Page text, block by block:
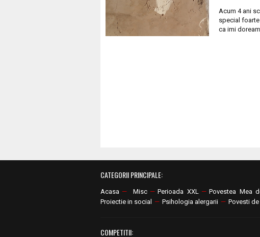
Acum 4 ani
special foarte
ca imi
CATEGORII PRINCIPALE:
Acasa — Misc — Perioada XXL — Povestea Mea
Proiectie in social
— Psihologia alergarii — Povesti
COMPETITII: